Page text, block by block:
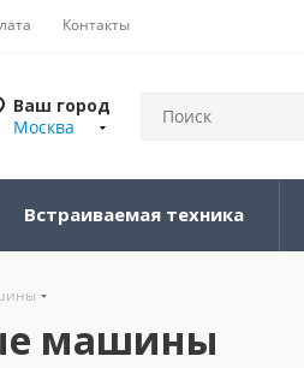
Контакты
Ваш город
Москва
Встраиваемая техника
машины